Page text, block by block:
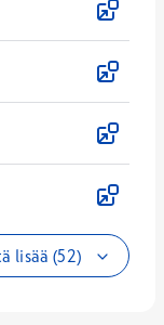
lisää (52)